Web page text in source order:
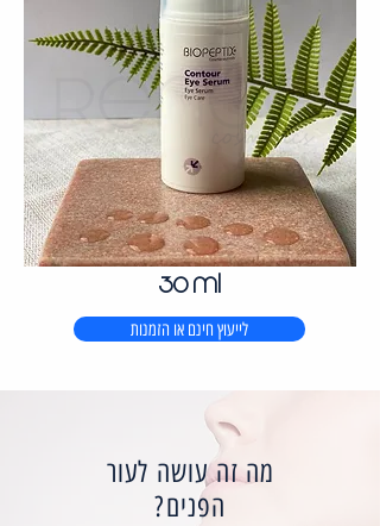
30 ml
לייעוץ חינם או הזמנות
מה זה עושה לעור
הפנים?